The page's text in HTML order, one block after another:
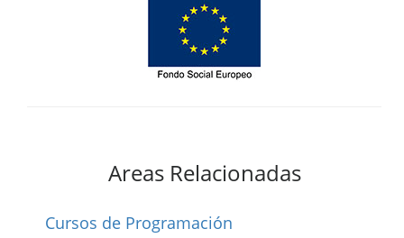
Areas Relacionadas
Cursos de Programación